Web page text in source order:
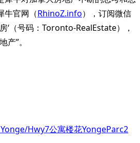
牛官网（RhinoZ.info），订阅微信
‘（号码：Toronto-RealEstate），
”。
Hwy7公寓楼花YongeParc2